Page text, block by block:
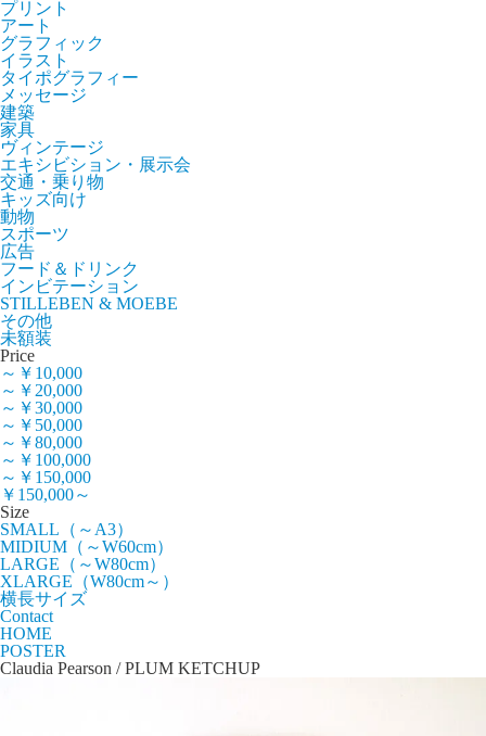
プリント
アート
グラフィック
イラスト
タイポグラフィー
メッセージ
建築
家具
ヴィンテージ
エキシビション・展示会
交通・乗り物
キッズ向け
動物
スポーツ
広告
フード＆ドリンク
インビテーション
STILLEBEN & MOEBE
その他
未額装
Price
～￥10,000
～￥20,000
～￥30,000
～￥50,000
～￥80,000
～￥100,000
～￥150,000
￥150,000～
Size
SMALL（～A3）
MIDIUM（～W60cm）
LARGE（～W80cm）
XLARGE（W80cm～）
横長サイズ
Contact
HOME
POSTER
Claudia Pearson / PLUM KETCHUP